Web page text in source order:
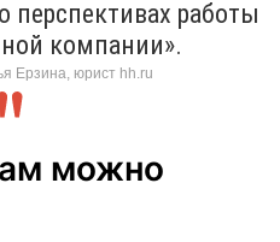
перспективах работы
компании».
Ерзина, юрист hh.ru
можно